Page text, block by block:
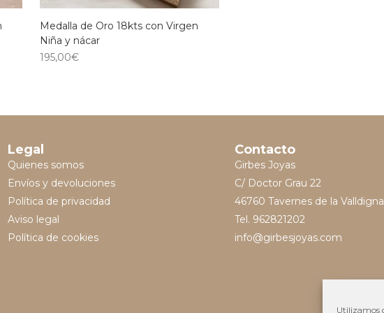
Utilizamos
Medalla de Oro 18kts con Virgen
Niña y nácar
195,00€
Legal
Quienes somos
Envíos y devoluciones
Política de privacidad
Aviso legal
Política de cookies
Contacto
Girbes Joyas
C/ Doctor Grau 22
46760 Tavernes de la
Tel. 962821202
info@girbesjoyas.com